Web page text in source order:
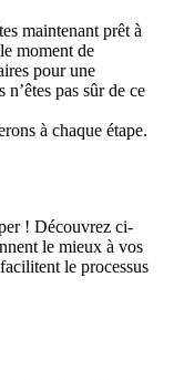
maintenant prêt à
moment de
pour une
pas sûr de ce
à chaque étape.
! Découvrez ci-
le mieux à vos
le processus